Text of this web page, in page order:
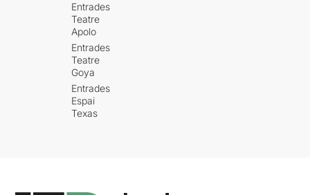
Entrades
Teatre
Apolo
Entrades
Teatre
Goya
Entrades
Espai
Texas